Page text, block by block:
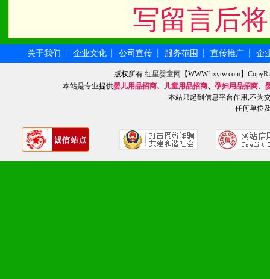
写留言后
关于我们 ┆ 企业文化 ┆ 公司宣传 ┆ 服务范围 ┆ 宣传推广 ┆ 企
版权所有红星婴童网
【WWW.hxytw.com】
本站是专业提供婴儿用品招商、 儿童用品招商、 孕妇用品招商、
本站只起到信息平台作用,不为
任何单位